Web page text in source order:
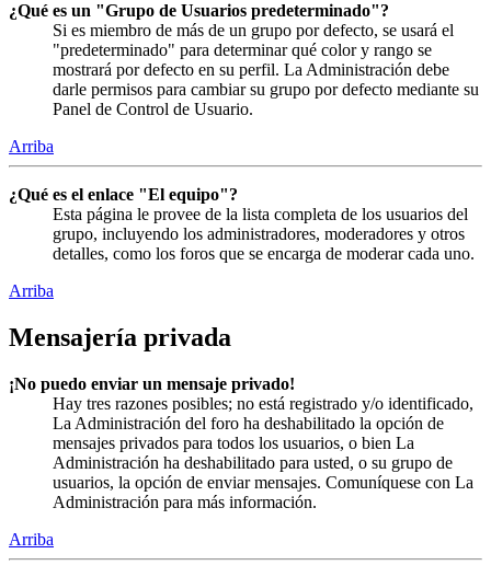
¿Qué es un "Grupo de Usuarios predeterminado"?
Si es miembro de más de un grupo por defecto, se usará el
"predeterminado" para determinar qué color y rango se
mostrará por defecto en su perfil. La Administración debe
darle permisos para cambiar su grupo por defecto mediante su
Panel de Control de Usuario.
Arriba
¿Qué es el enlace "El equipo"?
Esta página le provee de la lista completa de los usuarios del
grupo, incluyendo los administradores, moderadores y otros
detalles, como los foros que se encarga de moderar cada uno.
Arriba
Mensajería privada
¡No puedo enviar un mensaje privado!
Hay tres razones posibles; no está registrado y/o identificado,
La Administración del foro ha deshabilitado la opción de
mensajes privados para todos los usuarios, o bien La
Administración ha deshabilitado para usted, o su grupo de
usuarios, la opción de enviar mensajes. Comuníquese con La
Administración para más información.
Arriba